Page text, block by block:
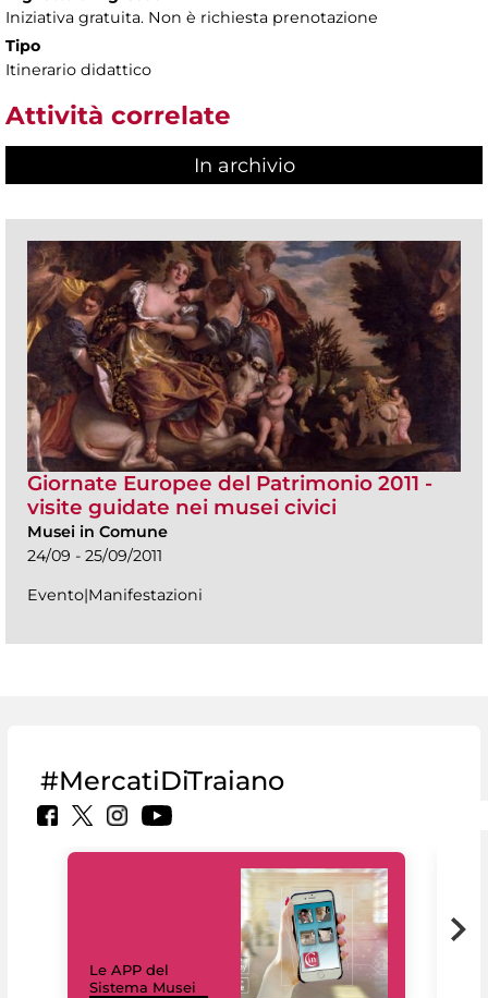
Iniziativa gratuita. Non è richiesta prenotazione
Tipo
Itinerario didattico
Attività correlate
In archivio
Giornate Europee del Patrimonio 2011 -
visite guidate nei musei civici
Musei in Comune
24/09 - 25/09/2011
Evento|Manifestazioni
#MercatiDiTraiano
Le APP del
Sistema Musei